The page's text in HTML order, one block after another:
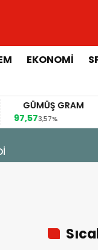
EKONOMİ
GÜMÜŞ GRAM
3,57%